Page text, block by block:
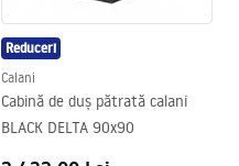
Reduceri
Calani
Cabină de duș pătrată calani
BLACK DELTA 90x90